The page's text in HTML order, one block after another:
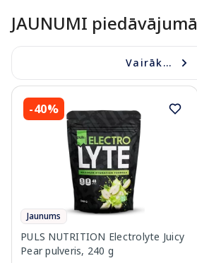
JAUNUMI piedāvājumā
Vairāk...
-40%
Jaunums
PULS NUTRITION Electrolyte Juicy
Pear pulveris, 240 g